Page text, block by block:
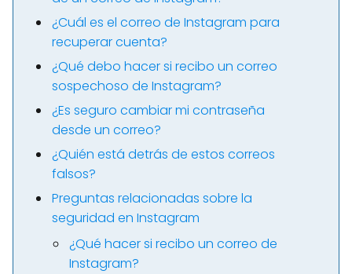
¿Cuál es el correo de Instagram para
recuperar cuenta?
¿Qué debo hacer si recibo un correo
sospechoso de Instagram?
¿Es seguro cambiar mi contraseña
desde un correo?
¿Quién está detrás de estos correos
falsos?
Preguntas relacionadas sobre la
seguridad en Instagram
¿Qué hacer si recibo un correo de
Instagram?